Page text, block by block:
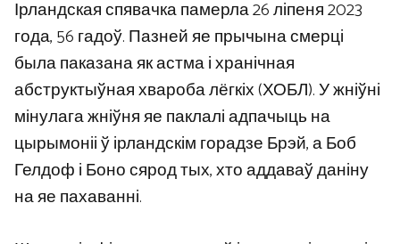
Ірландская спявачка памерла 26 ліпеня 2023
года, 56 гадоў. Пазней яе прычына смерці
была паказана як астма і хранічная
абструктыўная хвароба лёгкіх (ХОБЛ). У жніўні
мінулага жніўня яе паклалі адпачыць на
цырымоніі ў ірландскім горадзе Брэй, а Боб
Гелдоф і Боно сярод тых, хто аддаваў даніну
на яе пахаванні.